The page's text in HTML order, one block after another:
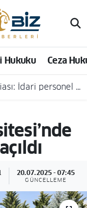
Hukuku Ceza
personel açığa alındı
20.07.2025 - 07:45
GÜNCELLEME
Fikstür